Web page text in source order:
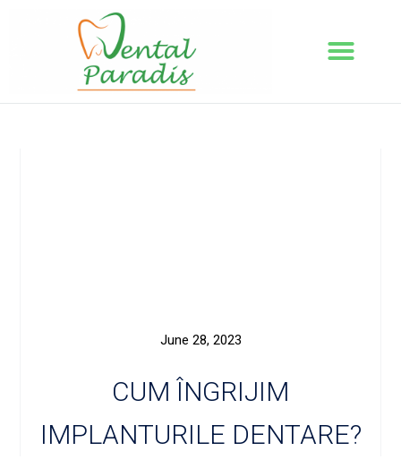
June 28, 2023
CUM ÎNGRIJIM
IMPLANTURILE DENTARE?